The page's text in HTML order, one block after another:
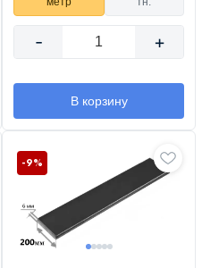
- +
В корзину
-9%